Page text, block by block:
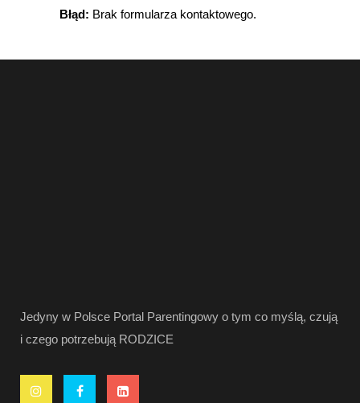
Błąd: Brak formularza kontaktowego.
Jedyny w Polsce Portal Parentingowy o tym co myślą, czują
i czego potrzebują RODZICE